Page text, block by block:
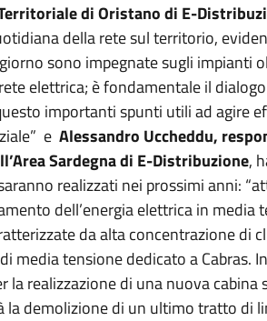
di Oristano di E-
della rete sul territorio,
sono impegnate sugli impianti
elettrica; è fondamentale il
importanti spunti utili ad agire
e Alessandro Uccheddu,
Sardegna di E-Distribuzione,
realizzati nei prossimi anni:
dell’energia elettrica in media
da alta concentrazione di
tensione dedicato a Cabras.
realizzazione di una nuova cabina
la demolizione di un ultimo tratto di